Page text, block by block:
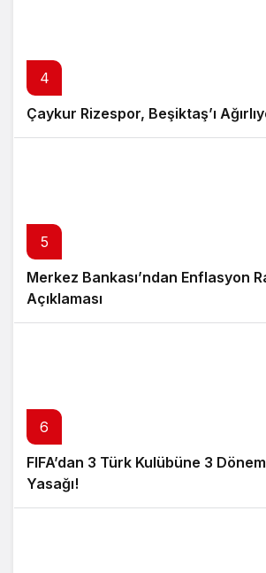
4
Çaykur Rizespor, Beşiktaş’ı
5
Merkez Bankası’ndan Enflasyon
Açıklaması
6
FIFA’dan 3 Türk Kulübüne 3
Yasağı!